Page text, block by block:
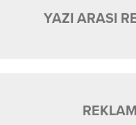
YAZI ARASI